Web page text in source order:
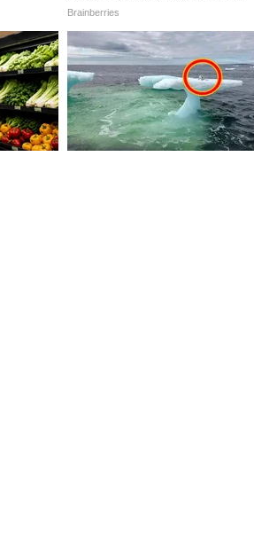
Large Leaf Indoor Plants: ही 5
इनडोअर झाडं घराला देतील आकर्षक
लुक; जाणून घ्या